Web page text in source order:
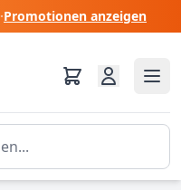
·Promotionen anzeigen